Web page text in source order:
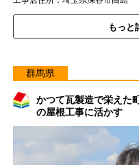
もっと
群馬県
かつて瓦製造で栄えた
の屋根工事に活かす